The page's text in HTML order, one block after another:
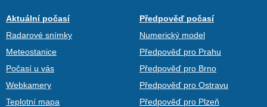
Aktuální počasí
Radarové snímky
Meteostanice
Počasí u vás
Webkamery
Teplotní mapa
Předpověď počasí
Numerický model
Předpověď pro Prahu
Předpověď pro Brno
Předpověď pro Ostravu
Předpověď pro Plzeň